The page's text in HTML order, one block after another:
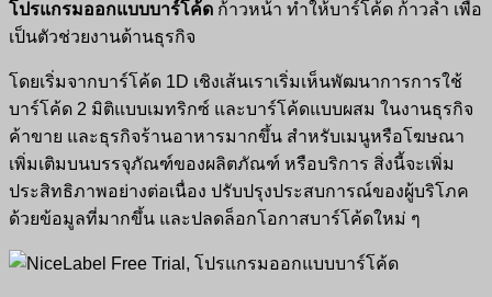
โปรแกรมออกแบบบาร์โค้ด ก้าวหน้า ทำให้บาร์โค้ด ก้าวล้ำ เพื่อ
เป็นตัวช่วยงานด้านธุรกิจ
โดยเริ่มจากบาร์โค้ด 1D เชิงเส้นเราเริ่มเห็นพัฒนาการการใช้
บาร์โค้ด 2 มิติแบบเมทริกซ์ และบาร์โค้ดแบบผสม ในงานธุรกิจ
ค้าขาย และธุรกิจร้านอาหารมากขึ้น สำหรับเมนูหรือโฆษณา
เพิ่มเติมบนบรรจุภัณฑ์ของผลิตภัณฑ์ หรือบริการ สิ่งนี้จะเพิ่ม
ประสิทธิภาพอย่างต่อเนื่อง ปรับปรุงประสบการณ์ของผู้บริโภค
ด้วยข้อมูลที่มากขึ้น และปลดล็อกโอกาสบาร์โค้ดใหม่ ๆ